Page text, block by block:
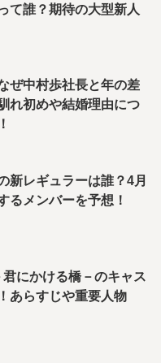
て誰？期待の大型新人
ぜ中村歩社長と年の差
れ初めや結婚理由につ
新レギュラーは誰？4月
るメンバーを予想！
にかける橋－のキャス
あらすじや重要人物